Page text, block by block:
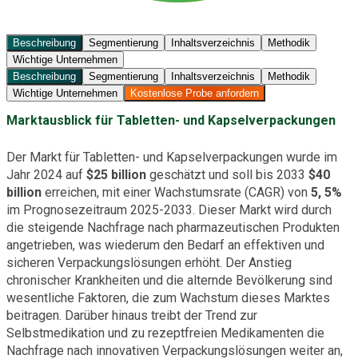
Beschreibung Segmentierung Inhaltsverzeichnis
Methodik
Wichtige Unternehmen
Beschreibung
Segmentierung Inhaltsverzeichnis
Methodik
Wichtige Unternehmen
Kostenlose Probe anfordern
Marktausblick für Tabletten- und Kapselverpackungen
Der Markt für Tabletten- und Kapselverpackungen wurde im
Jahr 2024 auf $25 billion geschätzt und soll bis 2033 $40
billion erreichen, mit einer Wachstumsrate (CAGR) von 5, 5%
im Prognosezeitraum 2025-2033. Dieser Markt wird durch
die steigende Nachfrage nach pharmazeutischen Produkten
angetrieben, was wiederum den Bedarf an effektiven und
sicheren Verpackungslösungen erhöht. Der Anstieg
chronischer Krankheiten und die alternde Bevölkerung sind
wesentliche Faktoren, die zum Wachstum dieses Marktes
beitragen. Darüber hinaus treibt der Trend zur
Selbstmedikation und zu rezeptfreien Medikamenten die
Nachfrage nach innovativen Verpackungslösungen weiter an,